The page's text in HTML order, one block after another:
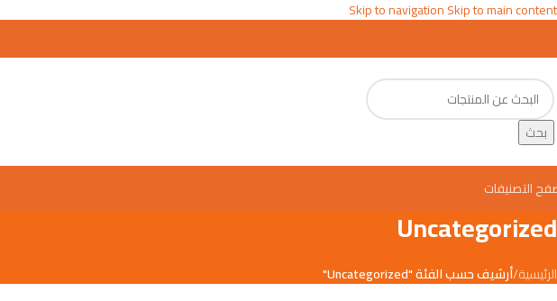
Skip to navigationSkip to main content
بحث
التصنيفات
Uncategorized
الرئيسية/أرشيف حسب الفئة "Uncategorized"